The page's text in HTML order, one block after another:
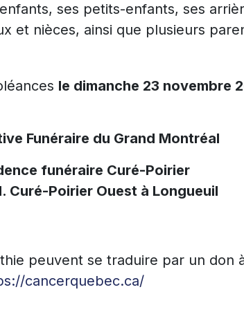
ses petits-enfants, ses
et nièces, ainsi que plusieurs
le dimanche 23 novembre
Funéraire du Grand Montréal
funéraire Curé-Poirier
Curé-Poirier Ouest à Longueuil
peuvent se traduire par un don
cancerquebec.ca/